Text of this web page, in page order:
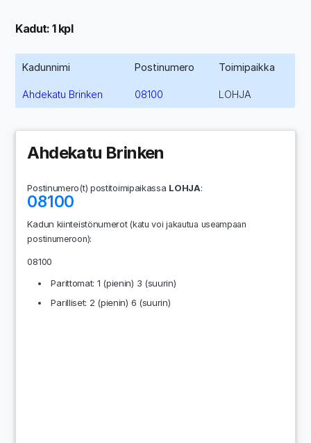
Kadut: 1 kpl
Kadunnimi Postinumero Toimipaikka
Ahdekatu Brinken 08100 LOHJA
Ahdekatu Brinken
Postinumero(t) postitoimipaikassa LOHJA:
08100
Kadun kiinteistönumerot(katu voi jakautua useampaan
postinumeroon):
08100
Parittomat: 1 (pienin) 3 (suurin)
Parilliset: 2 (pienin) 6 (suurin)